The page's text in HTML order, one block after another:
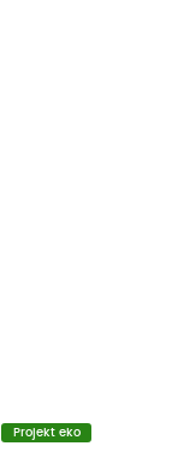
Projekt eko